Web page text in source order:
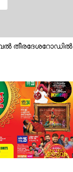
തീരദേശറോഡിൽ